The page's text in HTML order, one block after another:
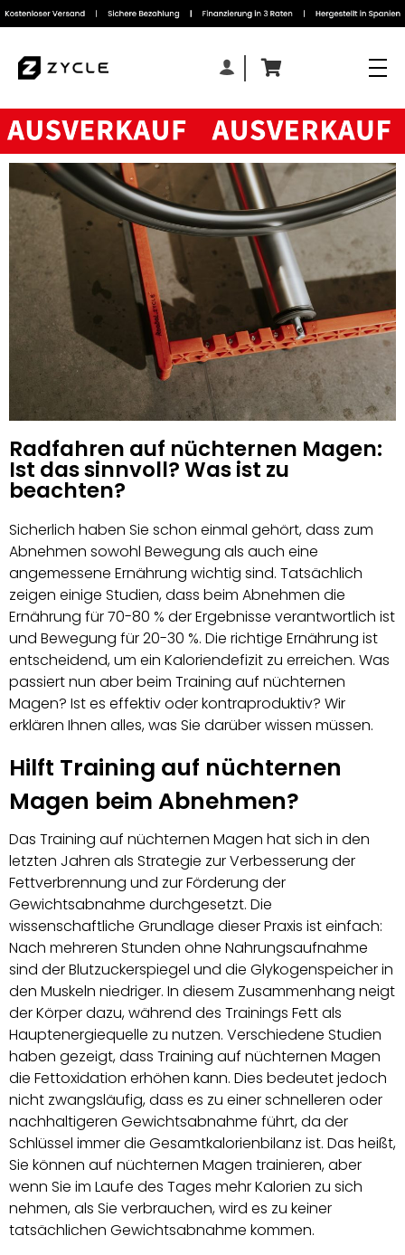
Radfahren auf nüchternen Magen:
Ist das sinnvoll? Was ist zu
beachten?
Sicherlich haben Sie schon einmal gehört, dass zum
Abnehmen sowohl Bewegung als auch eine
angemessene Ernährung wichtig sind. Tatsächlich
zeigen einige Studien, dass beim Abnehmen die
Ernährung für 70-80 % der Ergebnisse verantwortlich ist
und Bewegung für 20-30 %. Die richtige Ernährung ist
entscheidend, um ein Kaloriendefizit zu erreichen. Was
passiert nun aber beim Training auf nüchternen
Magen? Ist es effektiv oder kontraproduktiv? Wir
erklären Ihnen alles, was Sie darüber wissen müssen.
Hilft Training auf nüchternen
Magen beim Abnehmen?
Das Training auf nüchternen Magen hat sich in den
letzten Jahren als Strategie zur Verbesserung der
Fettverbrennung und zur Förderung der
Gewichtsabnahme durchgesetzt. Die
wissenschaftliche Grundlage dieser Praxis ist einfach:
Nach mehreren Stunden ohne Nahrungsaufnahme
sind der Blutzuckerspiegel und die Glykogenspeicher in
den Muskeln niedriger. In diesem Zusammenhang neigt
der Körper dazu, während des Trainings Fett als
Hauptenergiequelle zu nutzen. Verschiedene Studien
haben gezeigt, dass Training auf nüchternen Magen
die Fettoxidation erhöhen kann. Dies bedeutet jedoch
nicht zwangsläufig, dass es zu einer schnelleren oder
nachhaltigeren Gewichtsabnahme führt, da der
Schlüssel immer die Gesamtkalorienbilanz ist. Das heißt,
Sie können auf nüchternen Magen trainieren, aber
wenn Sie im Laufe des Tages mehr Kalorien zu sich
nehmen, als Sie verbrauchen, wird es zu keiner
tatsächlichen Gewichtsabnahme kommen.